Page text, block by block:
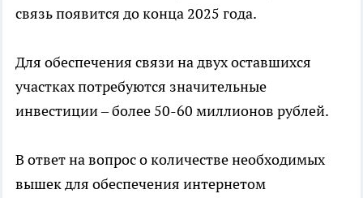
связь появится до конца 2025 года.
Для обеспечения связи на двух оставшихся
участках потребуются значительные
инвестиции – более 50-60 миллионов рублей.
В ответ на вопрос о количестве необходимых
вышек для обеспечения интернетом